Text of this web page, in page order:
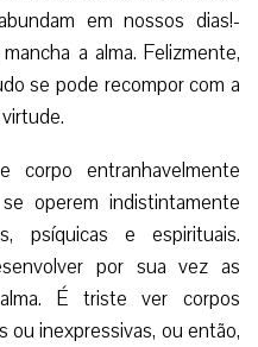
em nossos dias!-
a alma. Felizmente,
se pode recompor com a
entranhavelmente
operem indistintamente
psíquicas e espirituais.
por sua vez as
É triste ver corpos
ou inexpressivas, ou então,